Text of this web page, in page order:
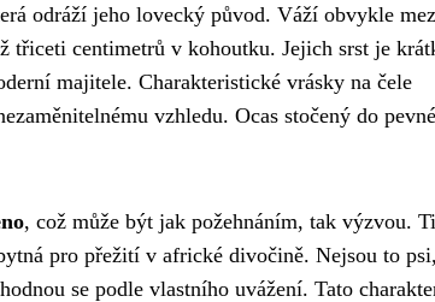
odráží jeho lovecký původ. Váží obvykle
třiceti centimetrů v kohoutku. Jejich srst je
majitele. Charakteristické vrásky na čele
vzhledu. Ocas stočený do
, což může být jak požehnáním, tak výzvou.
pro přežití v africké divočině. Nejsou to
se podle vlastního uvážení. Tato